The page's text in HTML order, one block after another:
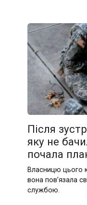
Після
яку не
почала
Власницю цього
вона пов’язала
службою.